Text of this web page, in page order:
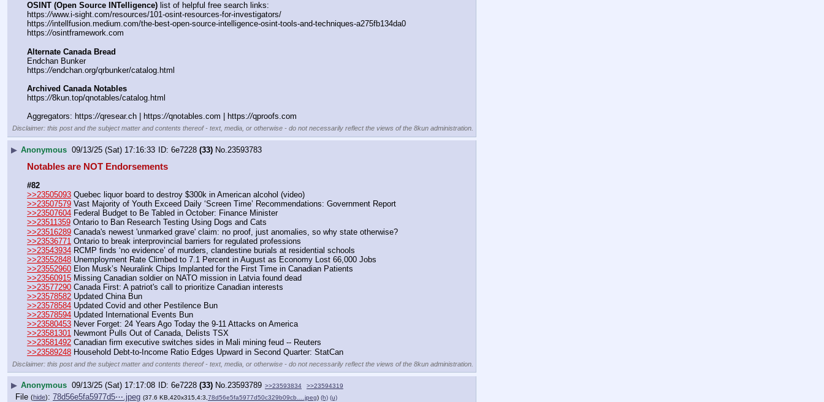
OSINT (Open Source INTelligence) list of helpful free search links:
https://www.i-sight.com/resources/101-osint-resources-for-investigators/
https://intellfusion.medium.com/the-best-open-source-intelligence-osint-tools-and-techniques-a275fb134da0
https://osintframework.com
Alternate Canada Bread
Endchan Bunker
https://endchan.org/qrbunker/catalog.html
Archived Canada Notables
https://8kun.top/qnotables/catalog.html
Aggregators: https://qresear.ch | https://qnotables.com | https://qproofs.com
Disclaimer: this post and the subject matter and contents thereof - text, media, or otherwise - do not necessarily reflect the views of the 8kun administration.
▶ Anonymous 09/13/25 (Sat) 17:16:33 6e7228 (33) No. 23593783
Notables are NOT Endorsements
#82
>>23505093 Quebec liquor board to destroy $300k in American alcohol (video)
>>23507579 Vast Majority of Youth Exceed Daily ‘Screen Time’ Recommendations: Government Report
>>23507604 Federal Budget to Be Tabled in October: Finance Minister
>>23511359 Ontario to Ban Research Testing Using Dogs and Cats
>>23516289 Canada's newest 'unmarked grave' claim: no proof, just anomalies, so why state otherwise?
>>23536771 Ontario to break interprovincial barriers for regulated professions
>>23543934 RCMP finds ‘no evidence’ of murders, clandestine burials at residential schools
>>23552848 Unemployment Rate Climbed to 7.1 Percent in August as Economy Lost 66,000 Jobs
>>23552960 Elon Musk’s Neuralink Chips Implanted for the First Time in Canadian Patients
>>23560915 Missing Canadian soldier on NATO mission in Latvia found dead
>>23577290 Canada First: A patriot's call to prioritize Canadian interests
>>23578582 Updated China Bun
>>23578584 Updated Covid and other Pestilence Bun
>>23578594 Updated International Events Bun
>>23580453 Never Forget: 24 Years Ago Today the 9-11 Attacks on America
>>23581301 Newmont Pulls Out of Canada, Delists TSX
>>23581492 Canadian firm executive switches sides in Mali mining feud -- Reuters
>>23589248 Household Debt-to-Income Ratio Edges Upward in Second Quarter: StatCan
Disclaimer: this post and the subject matter and contents thereof - text, media, or otherwise - do not necessarily reflect the views of the 8kun administration.
▶ Anonymous 09/13/25 (Sat) 17:17:08 6e7228 (33) No.23593789 >>23593834 >>23594319
File (hide): 78d56e5fa5977d5⋯.jpeg (37.6 KB,420x315,4:3, 78d56e5fa5977d50c329b09cb….jpeg) (h) (u)